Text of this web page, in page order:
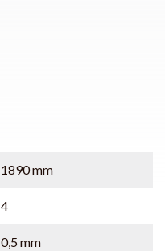
1890 mm
4
0,5 mm